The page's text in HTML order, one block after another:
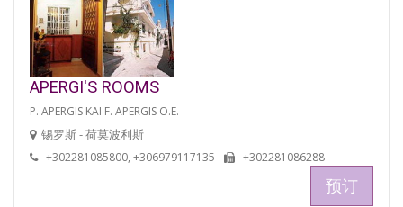
APERGI'S ROOMS
P. APERGIS KAI F. APERGIS O.E.
锡罗斯 - 荷莫波利斯
+302281085800, +306979117135 +302281086288
预订